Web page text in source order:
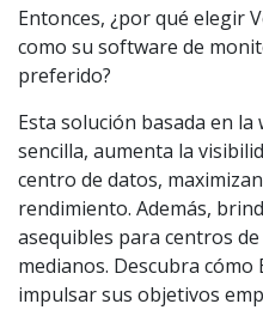
Entonces, ¿por qué elegir
como su software de
preferido?
Esta solución basada en
sencilla, aumenta la
centro de datos,
rendimiento. Además,
asequibles para centros
medianos. Descubra
impulsar sus objetivos